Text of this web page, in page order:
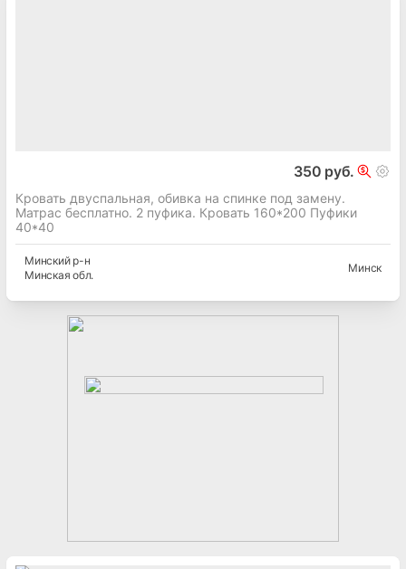
350 руб.
Кровать двуспальная, обивка на спинке под замену.
Матрас бесплатно. 2 пуфика. Кровать 160*200 Пуфики
40*40
Минскийр-н
Минская обл.
Минск